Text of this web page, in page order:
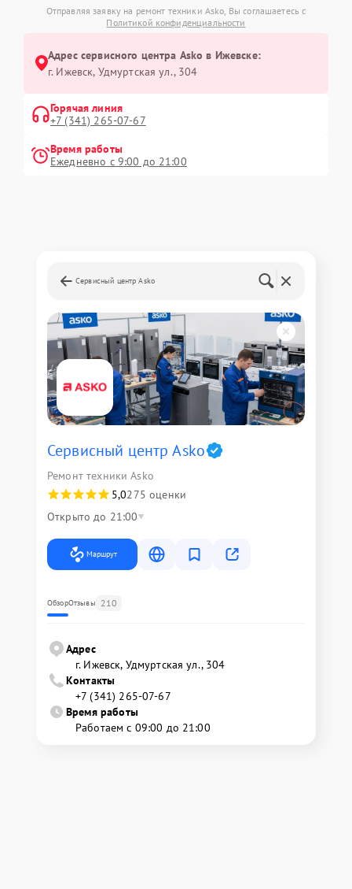
Отправляя заявку на ремонт техники Asko, Вы соглашаетесь с
Политикой конфиденциальности
Адрес сервисного центра Asko в Ижевске:
г. Ижевск, Удмуртская ул., 304
Горячая линия
+7 (341) 265-07-67
Время работы
Ежедневно с 9:00 до 21:00
Сервисный центр Asko
Сервисный центр Asko
Ремонт техники Asko
5,0275 оценки
Открыто до 21:00
Маршрут
ОбзорОтзывы 210
Адрес
г. Ижевск, Удмуртская ул., 304
Контакты
+7 (341) 265-07-67
Время работы
Работаем с 09:00 до 21:00